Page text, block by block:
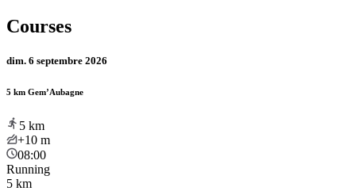
Courses
dim. 6 septembre 2026
5 km Gem’Aubagne
5 km
+10 m
08:00
Running
5 km